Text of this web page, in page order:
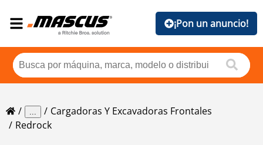
¡Pon un anuncio!
...
Cargadoras Y Excavadoras Frontales
Redrock